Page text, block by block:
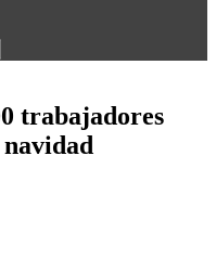
trabajadores